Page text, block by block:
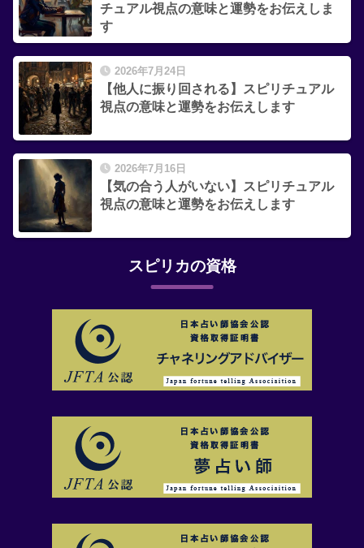
チュアル視点の意味と運勢をお伝えしま
す
2026年7月24日
【他人に振り回される】スピリチュアル
視点の意味と運勢をお伝えします
2026年7月16日
【気の合う人がいない】スピリチュアル
視点の意味と運勢をお伝えします
スピリカの資格